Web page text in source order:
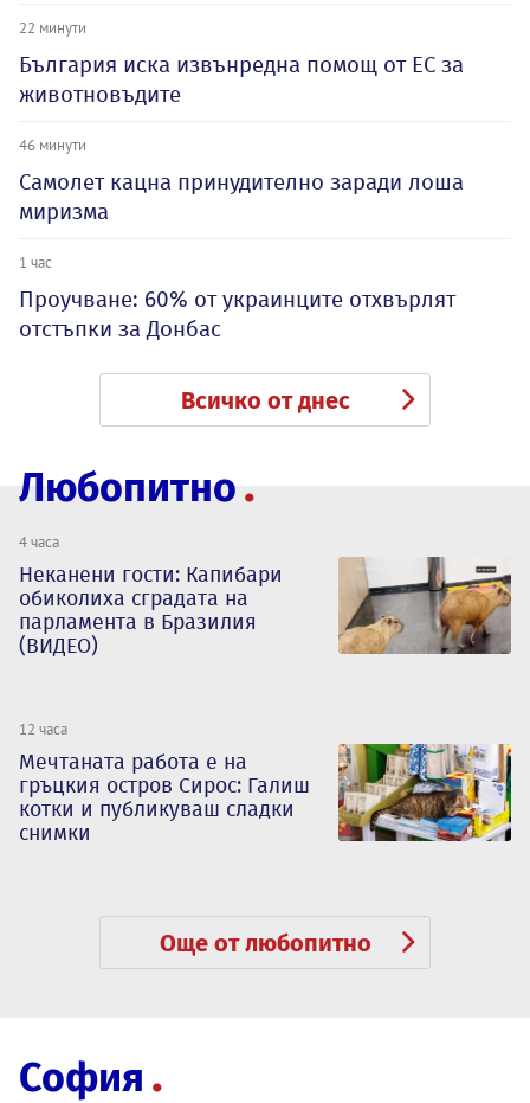
22 минути
България иска извънредна помощ от ЕС за
животновъдите
46 минути
Самолет кацна принудително заради лоша
миризма
1 час
Проучване: 60% от украинците отхвърлят
отстъпки за Донбас
Всичко от днес
Любопитно
4 часа
Неканени гости: Капибари
обиколиха сградата на
парламента в Бразилия
(ВИДЕО)
12 часа
Мечтаната работа е на
гръцкия остров Сирос: Галиш
котки и публикуваш сладки
снимки
Още от любопитно
София